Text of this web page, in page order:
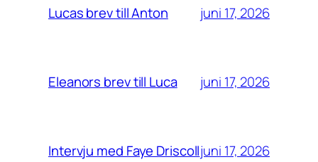
Lucas brev till Anton juni 17, 2026
Eleanors brev till Luca juni 17, 2026
Intervju med Faye Driscolljuni 17, 2026